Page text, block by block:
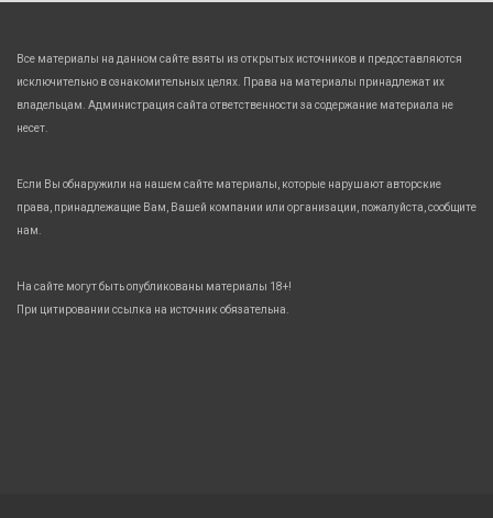
Все материалы на данном сайте взяты из открытых источников и предоставляются
исключительно в ознакомительных целях. Права на материалы принадлежат их
владельцам. Администрация сайта ответственности за содержание материала не
несет.
Если Вы обнаружили на нашем сайте материалы, которые нарушают авторские
права, принадлежащие Вам, Вашей компании или организации, пожалуйста, сообщите
нам.
На сайте могут быть опубликованы материалы 18+!
При цитировании ссылка на источник обязательна.